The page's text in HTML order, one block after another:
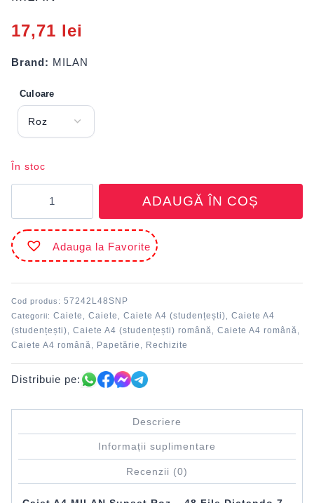
17,71 lei
Brand: MILAN
Culoare
În stoc
A4
48
file
română
Sunset
MILAN
ADAUGĂ ÎN COȘ
Adauga la Favorite
Cod produs: 57242L48SNP
Categorii: Caiete Caiete Caiete A4 (studențești)
Caiete A4
(studențești)
Caiete A4 (studențești) română Caiete A4 română
Caiete A4 română Papetărie Rechizite
Distribuie pe:
Descriere
Informații suplimentare
Recenzii (0)